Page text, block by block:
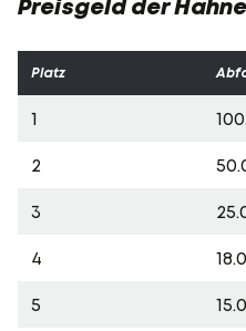
Preisgeld der
Platz
1
2
3
4
5